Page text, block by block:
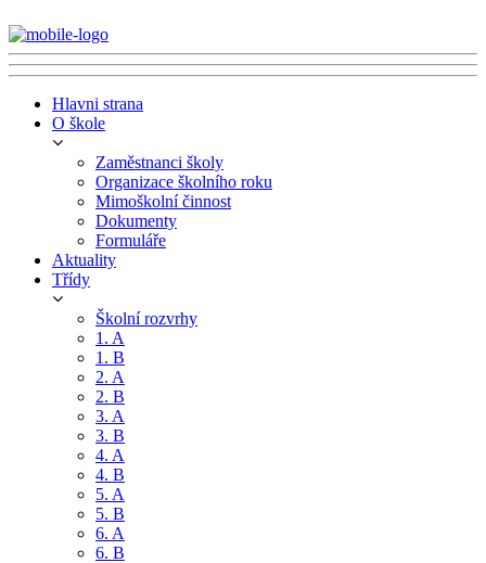
Hlavni strana
O škole
Zaměstnanci školy
Organizace školního roku
Mimoškolní činnost
Dokumenty
Formuláře
Aktuality
Třídy
Školní rozvrhy
1. A
1. B
2. A
2. B
3. A
3. B
4. A
4. B
5. A
5. B
6. A
6. B